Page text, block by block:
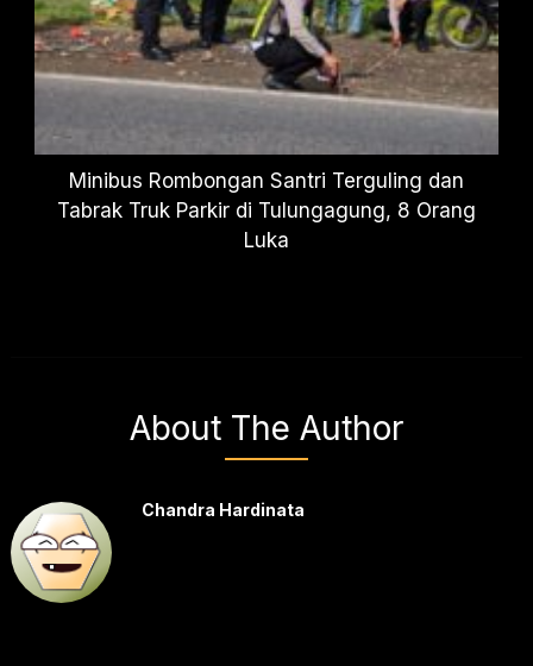
Minibus Rombongan Santri Terguling dan
Tabrak Truk Parkir di Tulungagung, 8 Orang
Luka
About The Author
Chandra Hardinata